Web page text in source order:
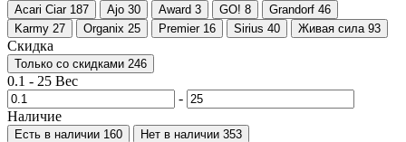
Acari Ciar 187 Ajo 30 Award 3 GO! 8 Grandorf 46
Karmy 27 Organix 25 Premier 16 Sirius 40 Живая сила 93
Скидка
Только со cкидками 246
0.1 - 25 Вес
-
Наличие
Есть в наличии 160 Нет в наличии 353